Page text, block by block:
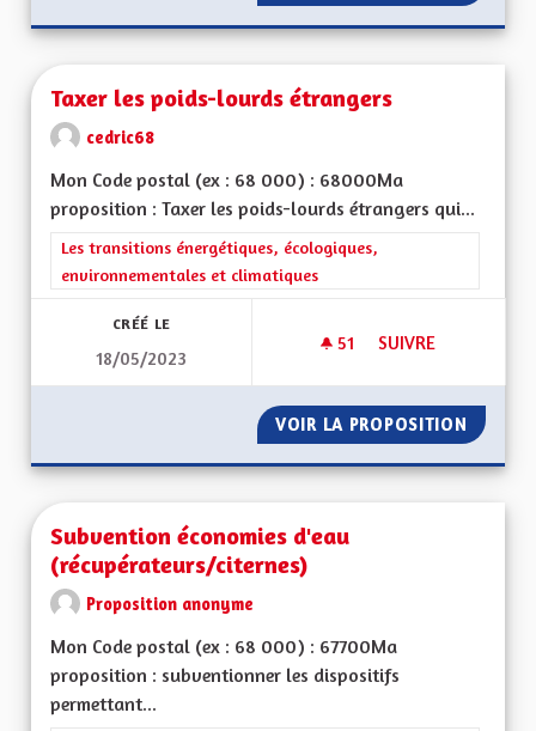
Taxer les poids-lourds étrangers
cedric68
Mon Code postal (ex : 68 000) : 68000Ma
proposition : Taxer les poids-lourds étrangers qui...
Filtrer les résultats de la catégorie : Les transitions
Les transitions énergétiques, écologiques,
environnementales et climatiques
CRÉÉ LE
18/05/2023
51 51 ABONNÉS
SUIVRE
VOIR LA PROPOSITION TAXER
Subvention économies d'eau
(récupérateurs/citernes)
Proposition anonyme
Mon Code postal (ex : 68 000) : 67700Ma
proposition : subventionner les dispositifs
permettant...